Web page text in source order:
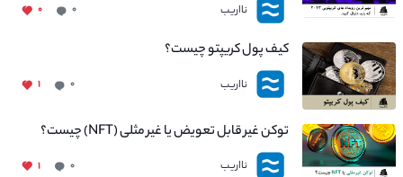
نااریب ۰ ۰
کیف پول کریپتو چیست؟
نااریب ۰ ۱
توکن غیر قابل تعویض یا غیر مثلی (NFT) چیست؟
نااریب ۰ ۱